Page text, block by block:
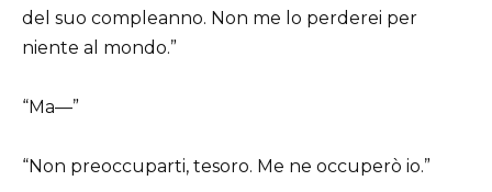
del suo compleanno. Non me lo perderei per
niente al mondo.”
“Ma—”
“Non preoccuparti, tesoro. Me ne occuperò io.”